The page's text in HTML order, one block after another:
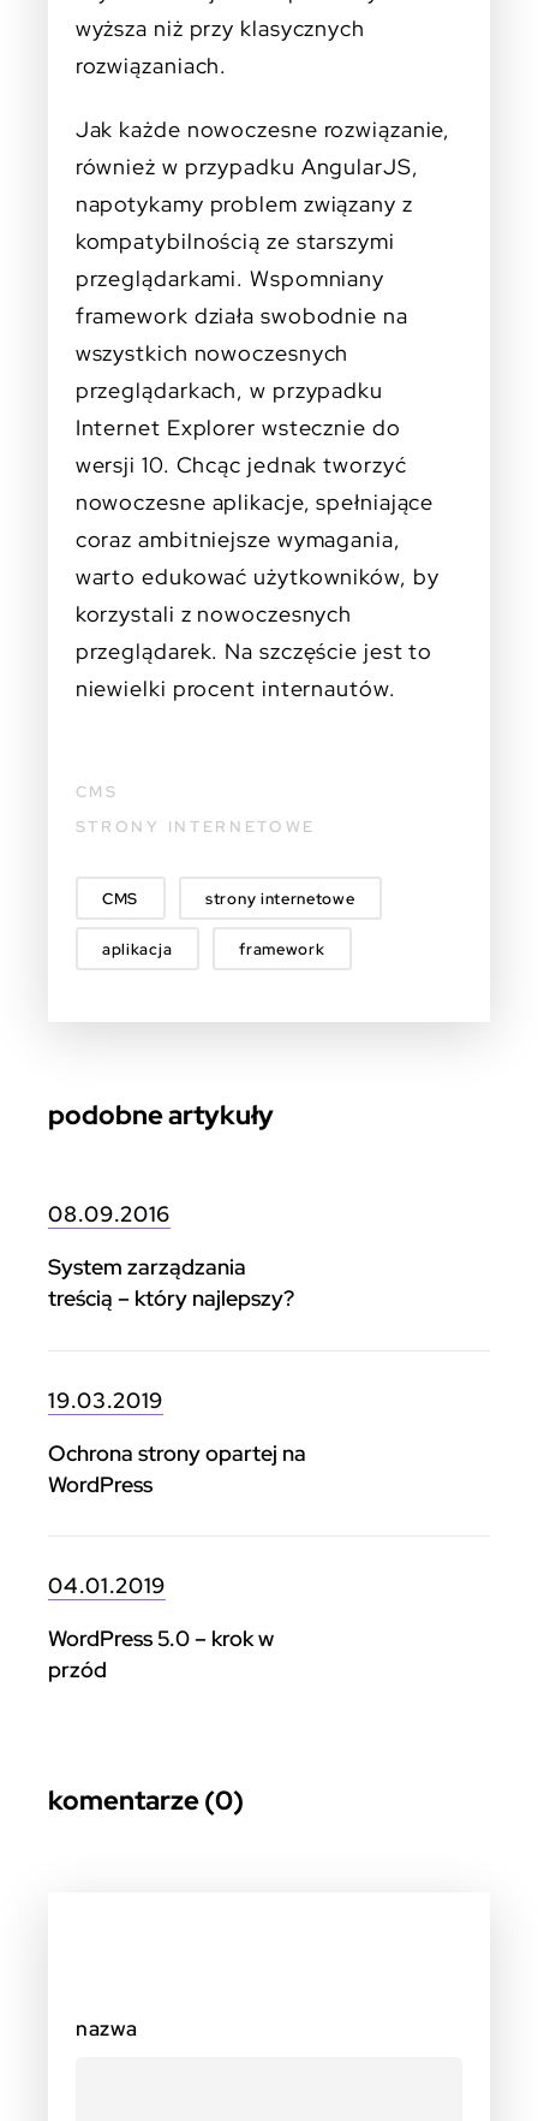
wyższa niż przy klasycznych
rozwiązaniach.
Jak każde nowoczesne rozwiązanie,
również w przypadku AngularJS,
napotykamy problem związany z
kompatybilnością ze starszymi
przeglądarkami. Wspomniany
framework działa swobodnie na
wszystkich nowoczesnych
przeglądarkach, w przypadku
Internet Explorer wstecznie do
wersji 10. Chcąc jednak tworzyć
nowoczesne aplikacje, spełniające
coraz ambitniejsze wymagania,
warto edukować użytkowników, by
korzystali z nowoczesnych
przeglądarek. Na szczęście jest to
niewielki procent internautów.
CMS
STRONY INTERNETOWE
CMS strony internetowe
aplikacja framework
podobne artykuły
08.09.2016
System zarządzania
treścią – który najlepszy?
19.03.2019
Ochrona strony opartej na
WordPress
04.01.2019
WordPress 5.0 – krok w
przód
komentarze (0)
nazwa